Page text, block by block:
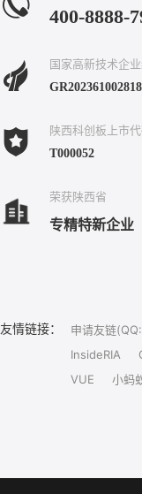
400-8888-
国家高新技术企业
GR202361002818
陕西科创板上市代
T000052
荣获陕西省
专精特新企业
友情链接： 申请友链
InsideRIA
VUE
小蚂